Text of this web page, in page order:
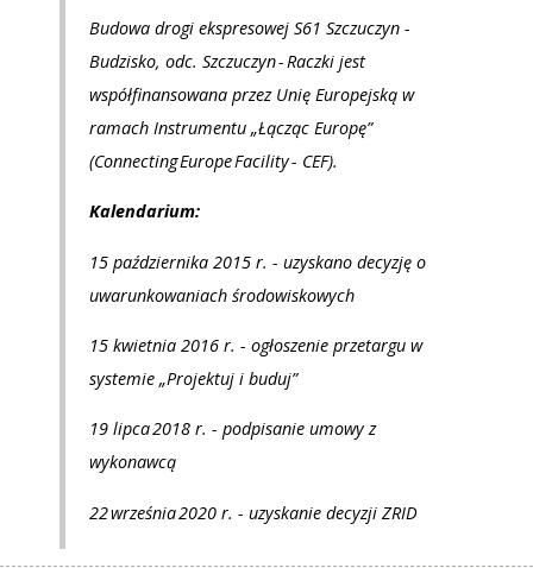
Budowa drogi ekspresowej S61 Szczuczyn -
Budzisko, odc. Szczuczyn - Raczki jest
współfinansowana przez Unię Europejską w
ramach Instrumentu „Łącząc Europę”
(Connecting Europe Facility - CEF).
Kalendarium:
15 października 2015 r. - uzyskano decyzję o
uwarunkowaniach środowiskowych
15 kwietnia 2016 r. - ogłoszenie przetargu w
systemie „Projektuj i buduj”
19 lipca 2018 r. - podpisanie umowy z
wykonawcą
22 września 2020 r. - uzyskanie decyzji ZRID